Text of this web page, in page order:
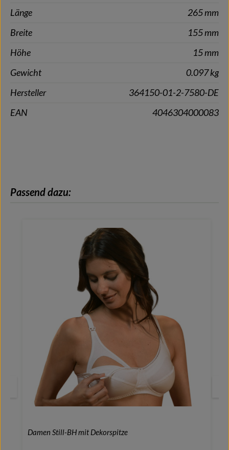
Länge
265 mm
Breite
155 mm
Höhe
15 mm
Gewicht
0.097 kg
Hersteller
364150-01-2-7580-DE
EAN
4046304000083
Produktgalerie überspringen
Passend dazu:
Damen Still-BH mit Dekorspitze